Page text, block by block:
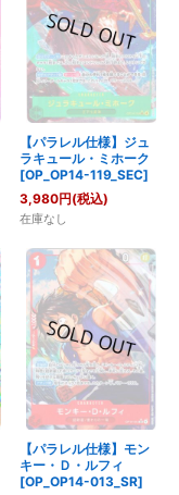
【パラレル仕様】ジュ
ラキュール・ミホーク
[OP_OP14-119_SEC]
3,980円(税込)
在庫なし
【パラレル仕様】モン
キー・Ｄ・ルフィ
[OP_OP14-013_SR]